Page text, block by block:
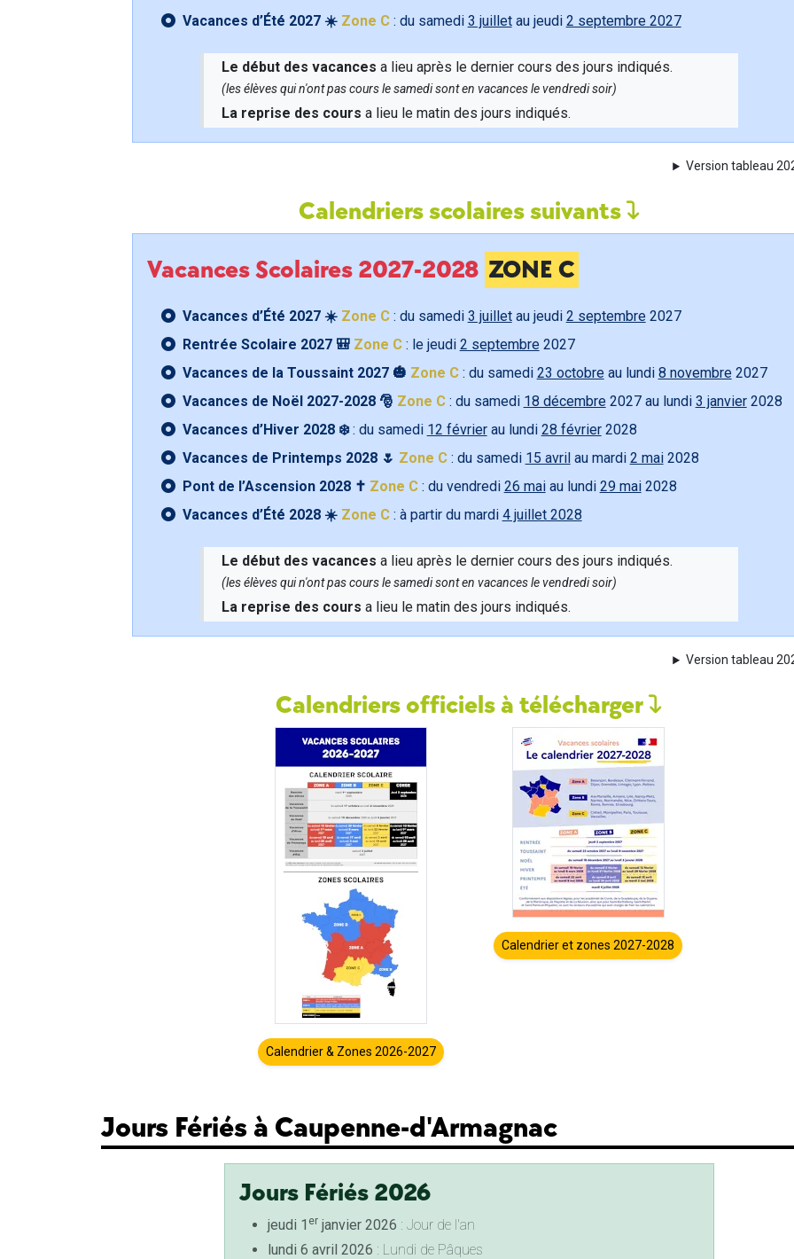
Vacances d’Été 2027 ☀️ Zone C: du samedi 3 juilletau jeudi 2 septembre 2027
Le début des vacances a lieu après le dernier cours des jours indiqués.
(les élèves qui n'ont pas cours le samedi sont en vacances le vendredi soir)
La reprise des cours a lieu le matin des jours indiqués.
Version tableau
Calendriers scolaires suivants
Vacances Scolaires 2027-2028 ZONE C
Vacances d’Été 2027 ☀️ Zone C: du samedi 3 juilletau jeudi 2 septembre 2027
Rentrée Scolaire 2027 🎒 Zone C: le jeudi 2 septembre 2027
Vacances de la Toussaint 2027 🎃 Zone C: du samedi 23 octobre au lundi 8 novembre 2027
Vacances de Noël 2027-2028 🎅 Zone C: du samedi 18 décembre 2027 au lundi 3 janvier2028
Vacances d’Hiver 2028 ❄️: du samedi 12 févrierau lundi 28 février2028
Vacances de Printemps 2028 🌷 Zone C: du samedi 15 avril au mardi 2 mai2028
Pont de l’Ascension 2028 ✝️ Zone C: du vendredi 26 maiau lundi 29 mai2028
Vacances d’Été 2028 ☀️ Zone C: à partir du mardi 4 juillet 2028
Le début des vacances a lieu après le dernier cours des jours indiqués.
(les élèves qui n'ont pas cours le samedi sont en vacances le vendredi soir)
La reprise des cours a lieu le matin des jours indiqués.
Version tableau
Calendriers officiels à télécharger
Calendrier & Zones 2026-2027
Calendrier et zones 2027-2028
Jours Fériés à Caupenne-d'Armagnac
Jours Fériés 2026
jeudi 1 erjanvier 2026 : Jour de l'an
lundi 6 avril 2026 : Lundi de Pâques